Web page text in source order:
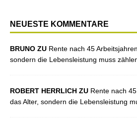
NEUESTE KOMMENTARE
BRUNO ZU Rente nach 45
sondern die Lebensleistung muss
ROBERT HERRLICH ZU Rente nach
das Alter, sondern die Lebensleistung